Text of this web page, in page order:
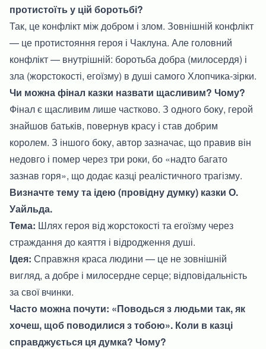
протистоїть у цій боротьбі?
Так, це конфлікт між добром і злом. Зовнішній конфлікт
— це протистояння героя і Чаклуна. Але головний
конфлікт — внутрішній: боротьба добра (милосердя) і
зла (жорстокості, егоїзму) в душі самого Хлопчика-зірки.
Чи можна фінал казки назвати щасливим? Чому?
Фінал є щасливим лише частково. З одного боку, герой
знайшов батьків, повернув красу і став добрим
королем. З іншого боку, автор зазначає, що правив він
недовго і помер через три роки, бо «надто багато
зазнав горя», що додає казці реалістичного трагізму.
Визначте тему та ідею (провідну думку) казки О.
Уайльда.
Тема: Шлях героя від жорстокості та егоїзму через
страждання до каяття і відродження душі.
Ідея: Справжня краса людини — це не зовнішній
вигляд, а добре і милосердне серце; відповідальність
за свої вчинки.
Часто можна почути: «Поводься з людьми так, як
хочеш, щоб поводилися з тобою». Коли в казці
справджується ця думка? Чому?